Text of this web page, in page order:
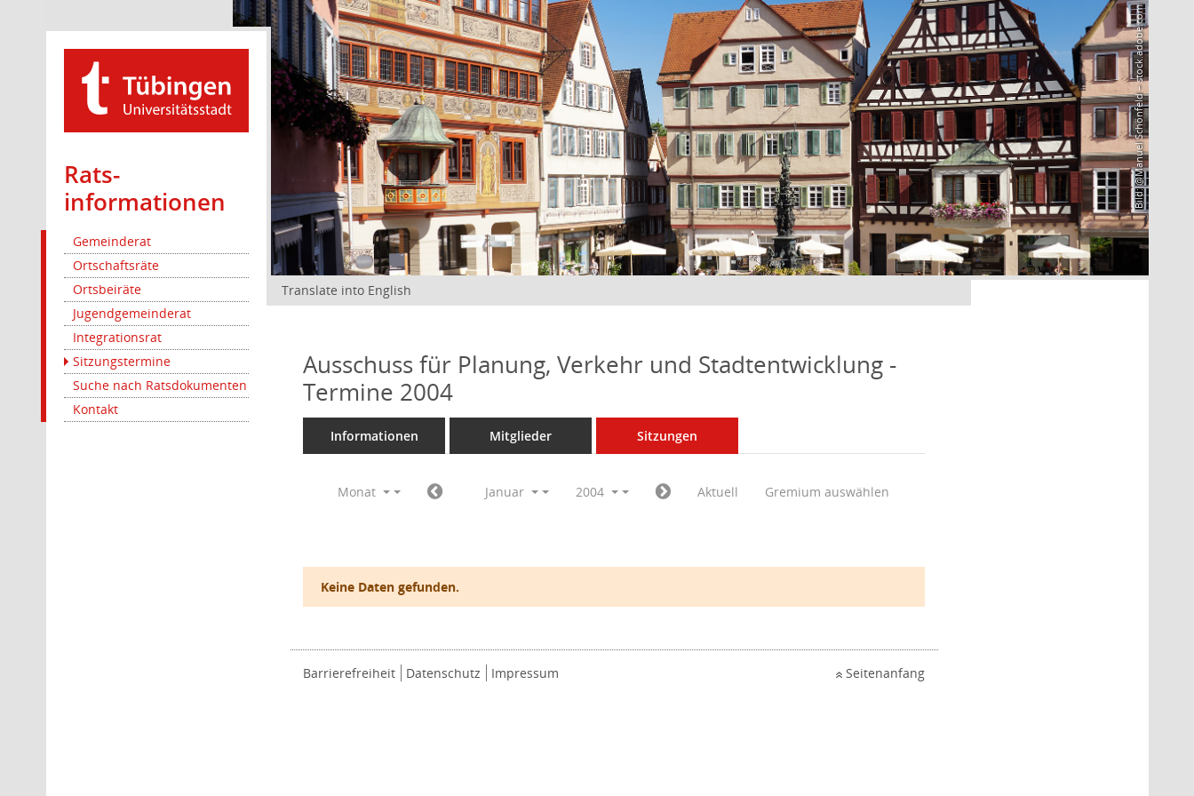
Rats­
informationen
Gemeinderat
Ortschaftsräte
Ortsbeiräte
Jugendgemeinderat
Integrationsrat
Sitzungstermine
Suche nach Ratsdokumenten
Kontakt
Bild: @Manuel Schönfeld – stock.adobe.com
Translate into English
Ausschuss für Planung, Verkehr und Stadtentwicklung -
Termine 2004
Informationen Mitglieder Sitzungen
Monat Januar 2004 Aktuell Gremium auswählen
Keine Daten gefunden.
Barrierefreiheit Datenschutz Impressum Seitenanfang